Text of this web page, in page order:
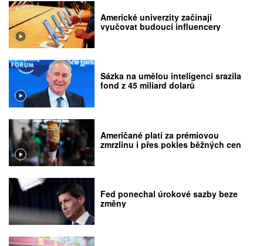
Americké univerzity začínají
vyučovat budoucí influencery
Sázka na umělou inteligenci srazila
fond z 45 miliard dolarů
Američané platí za prémiovou
zmrzlinu i přes pokles běžných cen
Fed ponechal úrokové sazby beze
změny